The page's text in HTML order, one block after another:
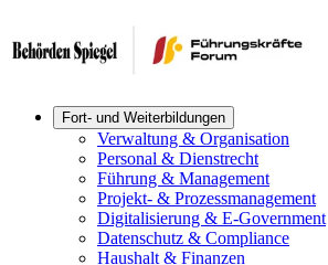
Fort- und Weiterbildungen
Verwaltung & Organisation
Personal & Dienstrecht
Führung & Management
Projekt- & Prozessmanagement
Digitalisierung & E-Government
Datenschutz & Compliance
Haushalt & Finanzen